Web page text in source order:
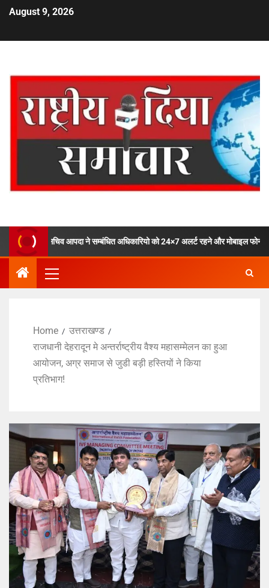
August 9, 2026
आपदा ने सम्बंधित अधिकारियो को 24×7 अलर्ट रहने और मोबाइल फोन ऑफ ना करने के दिये
Home
उत्तराखण्ड
राजधानी देहरादून मे अन्तर्राष्ट्रीय वैश्य महासम्मेलन का हुआ
आयोजन, अग्र समाज से जुडी बड़ी हस्तियों ने किया
प्रतिभाग!